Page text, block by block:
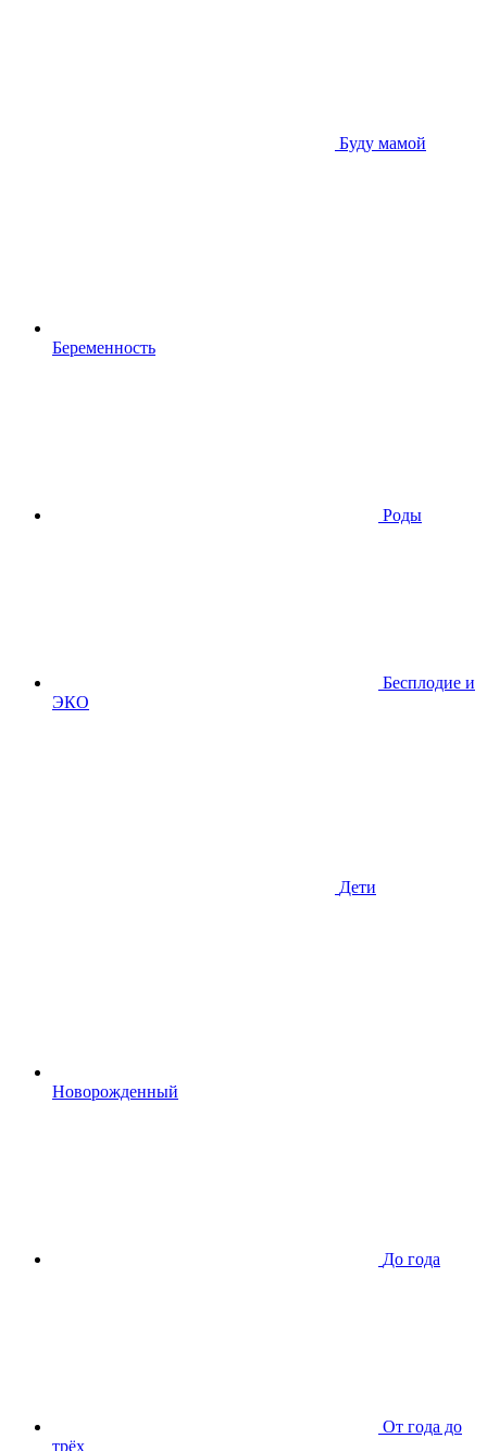
Буду мамой
Беременность
Роды
Бесплодие и
ЭКО
Дети
Новорожденный
До года
От года до
трёх